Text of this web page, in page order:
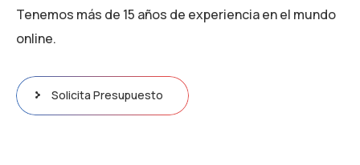
Tenemos más de 15 años de experiencia en el mundo
online.
Solicita Presupuesto